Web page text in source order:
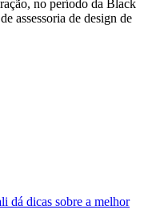
no período da Black
assessoria de design de
dá dicas sobre a melhor